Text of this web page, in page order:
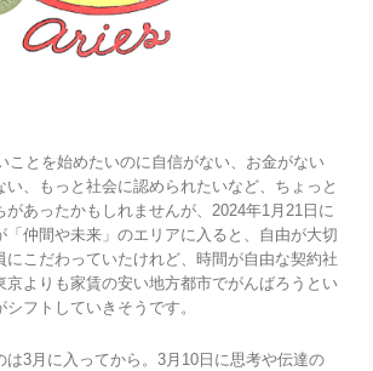
ことを始めたいのに自信がない、お金がない
い、もっと社会に認められたいなど、ちょっと
があったかもしれませんが、2024年1月21日に
「仲間や未来」のエリアに入ると、自由が大切
にこだわっていたけれど、時間が自由な契約社
京よりも家賃の安い地方都市でがんばろうとい
フトしていきそうです。
は3月に入ってから。3月10日に思考や伝達の